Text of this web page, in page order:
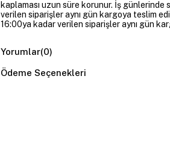
kaplaması uzun süre korunur. İş günlerinde
verilen siparişler aynı gün kargoya teslim
16:00ya kadar verilen siparişler aynı gün
Yorumlar(0)
Ödeme Seçenekleri